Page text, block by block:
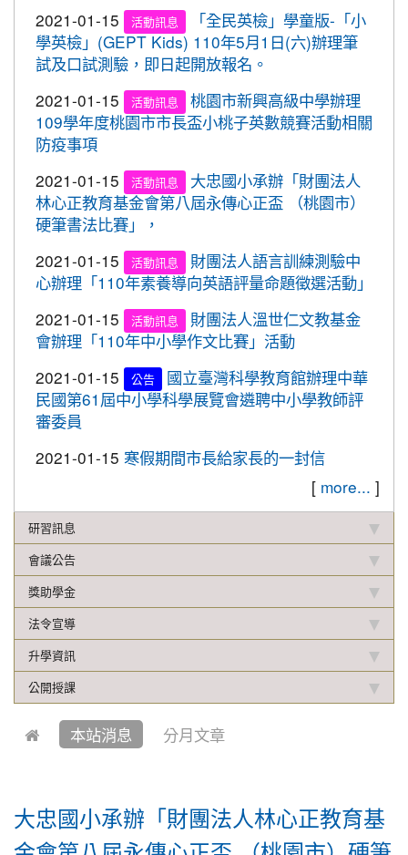
2020-07-15
賀!
本校學生參加2020年第六屆新北市
寶獅萊夏季理事長盃溜冰錦標賽成績優異
2020-07-08 賀!
本校學生參加109年桃園市運動會
市長盃溜冰錦標賽成績優異
2020-03-11 賀!
109年校內美術比賽 得獎名單
2020-01-09
績優異
2019-12-20 賀!
本校學生參加108年臺北市中正盃
羽球錦標賽成績優異
2019-12-20
賀!
本校學生參加109年桃園市中小學
校聯合運動會楊梅區選拔賽成績優異
2019-12-16
賀!
本校學生參加2019年名人盃冬季校
園圍棋對抗賽成績優異
重要
108年校內語文競賽 得獎名單(最
新版12.17)
2019-11-27
恭喜！本校直笛隊參加108學年度
2019-11-07
本校學生參加新竹市新豐盃羽球賽
成績優異
2019-10-21 賀!
本校學生參加2019年國慶華江盃羽
球錦標賽成績優異
2019-10-04
本校學生參加108年新北市城市夏
季盃全國羽球錦標賽成績優異
2019-10-04
本校學生參加中壢第六屆跆拳道錦
標賽成績優異
2021-01-13 賀!
恭喜六年四班宋芸姿、五年四班林
2020-12-31 賀!
本校學生參加109年桃園市理事長
盃溜冰錦標賽成績優異
2021-01-15
活動訊息
「全民英檢」學童版-「小
學英檢」(GEPT Kids) 110年5月1日(六)辦理筆
試及口試測驗，即日起開放報名。
2021-01-15
活動訊息
桃園市新興高級中學辦理
109學年度桃園市市長盃小桃子英數競賽活動相關
防疫事項
2021-01-15
活動訊息
大忠國小承辦「財團法人
林心正教育基金會第八屆永傳心正盃 （桃園市）
硬筆書法比賽」，
2021-01-15
活動訊息
財團法人語言訓練測驗中
心辦理「110年素養導向英語評量命題徵選活動」
2021-01-15
活動訊息
財團法人溫世仁文教基金
會辦理「110年中小學作文比賽」活動
2021-01-15
公告
國立臺灣科學教育館辦理中華
民國第61屆中小學科學展覽會遴聘中小學教師評
審委員
2021-01-15 寒假期間市長給家長的一封信
[ more... ]
研習訊息
會議公告
獎助學金
法令宣導
升學資訊
公開授課
本站消息 分月文章
大忠國小承辦「財團法人林心正教育基